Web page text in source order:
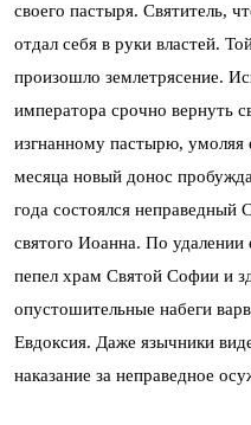
своего пастыря. Святитель,
отдал себя в руки властей.
произошло землетрясение.
императора срочно вернуть
изгнанному пастырю, умоляя
месяца новый донос
года состоялся неправедный
святого Иоанна. По
пепел храм Святой Софии и
опустошительные набеги
Евдоксия. Даже язычники
наказание за неправедное